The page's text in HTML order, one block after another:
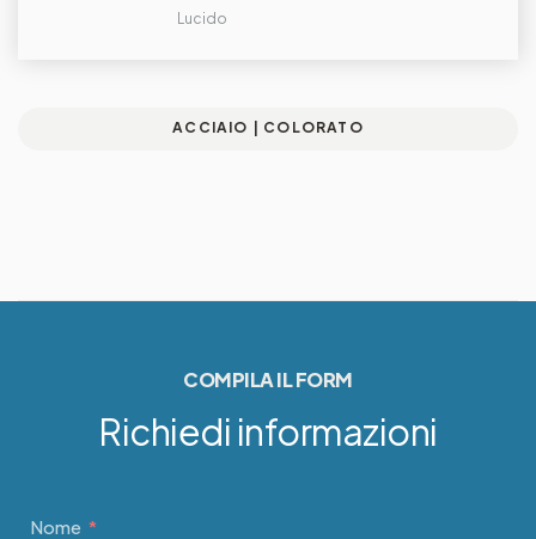
ACCIAIO | COLORATO
Lucido
Richiedi informazioni
COMPILA IL FORM
Nome